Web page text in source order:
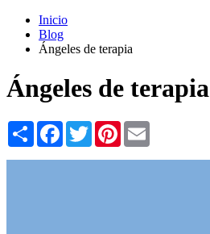
Inicio
Blog
Ángeles de terapia
Ángeles de terapia
Share Facebook
TwitterPinterest